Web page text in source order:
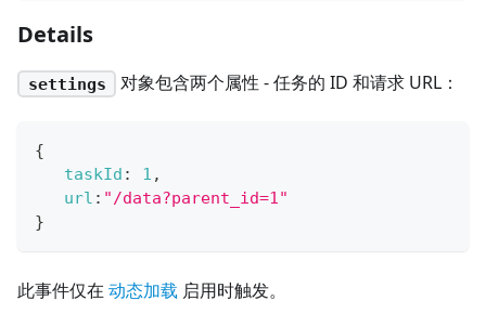
Details
settings 对象包含两个属性 - 任务的 ID 和请求 URL：
{
taskId : 1 ,
url : "/data?parent_id=1"
}
此事件仅在动态加载 启用时触发。